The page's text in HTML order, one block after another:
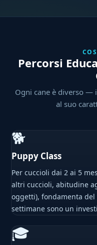
Percorsi
Ogni cane è diverso —
al suo
🐕
Puppy Class
Per cuccioli dai 2 ai 5
altri cuccioli, abitudine
oggetti), fondamenta
settimane sono un
🎓